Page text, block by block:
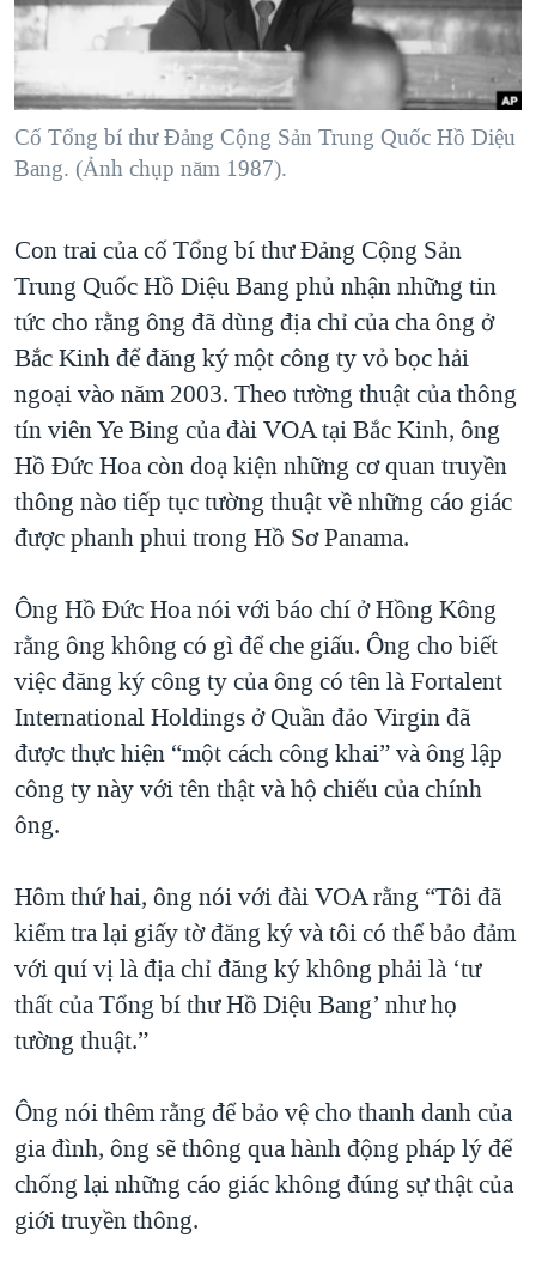
"Tìm" NGƯỜI VIỆT HẢI NGOẠI
KINH TẾ
KHOA HỌC
VĂN HOÁ
THỂ THAO
GIÁO DỤC
TẠI
HÀNH TRÌNH BẦU CỬ 2024
MỘT NĂM CHIẾN TRANH TẠI DẢI GAZA
GIẢI MÃ VÀNH ĐAI & CON ĐƯỜNG
NGÀY TỊ NẠN THẾ GIỚI
GROUND ZERO – XƯA VÀ NAY
CHI PHÍ CHIẾN TRANH AFGHANISTAN
CÁC GIÁ TRỊ CỘNG HÒA Ở VIỆT NAM
THƯỢNG ĐỈNH TRUMP-KIM TẠI VIỆT NAM
TRỊNH VĨNH BÌNH VS. CHÍNH PHỦ VIỆT NAM
NGƯ DÂN VIỆT VÀ LÀN SÓNG TRỘM HẢI SÂM
BÊN KIA QUỐC LỘ: TIẾNG VỌNG TỪ NÔNG THÔN MỸ
VIDEO
MẠNG XÃ HỘI
Ngôn ngữ khác
Cố Tổng bí thư Đảng Cộng Sản Trung Quốc Hồ Diệu
Bang. (Ảnh chụp năm 1987).
Con trai của cố Tổng bí thư Đảng Cộng Sản
Trung Quốc Hồ Diệu Bang phủ nhận những tin
tức cho rằng ông đã dùng địa chỉ của cha ông ở
Bắc Kinh để đăng ký một công ty vỏ bọc hải
ngoại vào năm 2003. Theo tường thuật của thông
tín viên Ye Bing của đài VOA tại Bắc Kinh, ông
Hồ Đức Hoa còn doạ kiện những cơ quan truyền
thông nào tiếp tục tường thuật về những cáo giác
được phanh phui trong Hồ Sơ Panama.
Ông Hồ Đức Hoa nói với báo chí ở Hồng Kông
rằng ông không có gì để che giấu. Ông cho biết
việc đăng ký công ty của ông có tên là Fortalent
International Holdings ở Quần đảo Virgin đã
được thực hiện “một cách công khai” và ông lập
công ty này với tên thật và hộ chiếu của chính
ông.
Hôm thứ hai, ông nói với đài VOA rằng “Tôi đã
kiểm tra lại giấy tờ đăng ký và tôi có thể bảo đảm
với quí vị là địa chỉ đăng ký không phải là ‘tư
thất của Tổng bí thư Hồ Diệu Bang’ như họ
tường thuật.”
Ông nói thêm rằng để bảo vệ cho thanh danh của
gia đình, ông sẽ thông qua hành động pháp lý để
chống lại những cáo giác không đúng sự thật của
giới truyền thông.